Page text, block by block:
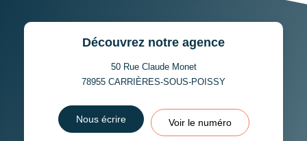
Découvrez notre agence
50 Rue Claude Monet
78955 CARRIÈRES-SOUS-POISSY
Nous écrire Voir le numéro